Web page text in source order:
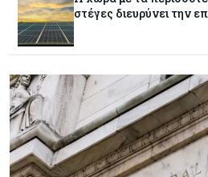
τροφίμων
Κύπρος
Οι τιμές καθορίζουν
κινητής στην Κύπρο
στέγες διευρύνει την